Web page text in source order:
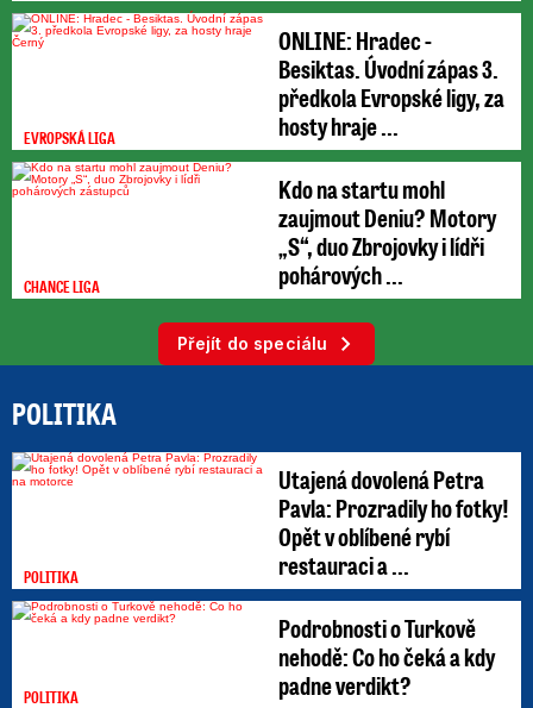
EVROPSKÁ LIGA
ONLINE: Hradec -
Besiktas. Úvodní zápas 3.
předkola Evropské ligy, za
hosty hraje ...
CHANCE LIGA
Kdo na startu mohl
zaujmout Deniu? Motory
„S“, duo Zbrojovky i lídři
pohárových ...
Přejít do speciálu
POLITIKA
POLITIKA
Utajená dovolená Petra
Pavla: Prozradily ho fotky!
Opět v oblíbené rybí
restauraci a ...
POLITIKA
Podrobnosti o Turkově
nehodě: Co ho čeká a kdy
padne verdikt?